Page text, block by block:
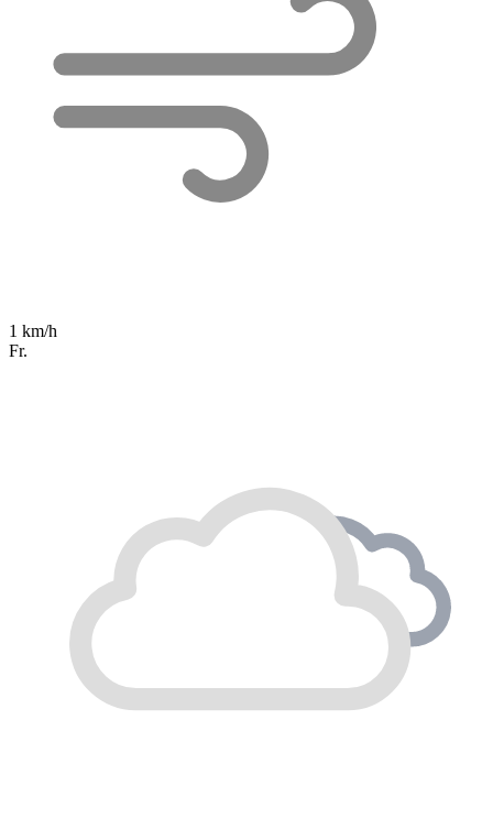
1 km/h
Fr.